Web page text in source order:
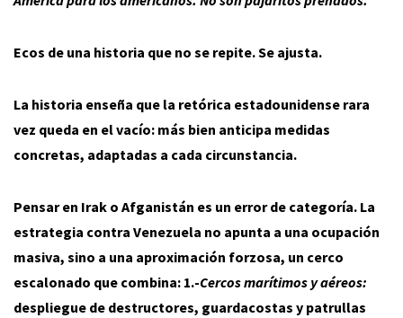
Ecos de una historia que no se repite. Se ajusta.
La historia enseña que la retórica estadounidense rara
vez queda en el vacío: más bien anticipa medidas
concretas, adaptadas a cada circunstancia.
Pensar en Irak o Afganistán es un error de categoría. La
estrategia contra Venezuela no apunta a una ocupación
masiva, sino a una aproximación forzosa, un cerco
escalonado que combina: 1.-Cercos marítimos y aéreos:
despliegue de destructores, guardacostas y patrullas